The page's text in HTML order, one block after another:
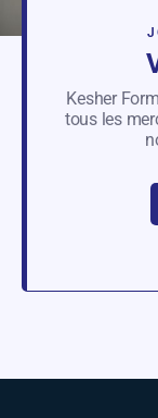
Kesher
tous les